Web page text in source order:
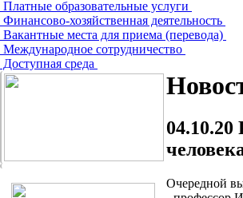
Платные образовательные услуги
Финансово-хозяйственная деятельность
Вакантные места для приема (перевода)
Международное сотрудничество
Доступная среда
04.10.20
Очередной